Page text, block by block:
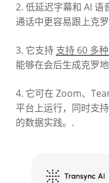
2. 低延迟字幕和 AI 语
通话中更容易跟上克
3. 它支持 支持 60 多
能够在会后生成克罗
4. 它可在 Zoom、
平台上运行，同时支
的数据实践。.